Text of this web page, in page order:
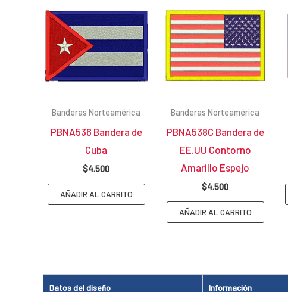
Datos del diseño Información
Banderas Norteamérica
PBNA536 Bandera de
Cuba
$4.500
AÑADIR AL CARRITO
Banderas Norteamérica
PBNA538C Bandera de
EE.UU Contorno
Amarillo Espejo
$4.500
AÑADIR AL CARRITO